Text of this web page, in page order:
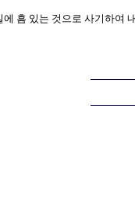
흠 있는 것으로 사기하여